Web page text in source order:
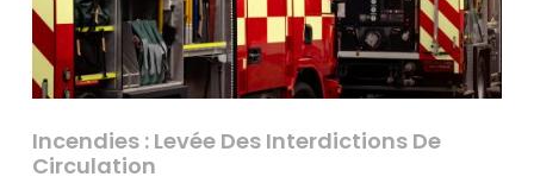
Incendies : Levée Des Interdictions De
Circulation